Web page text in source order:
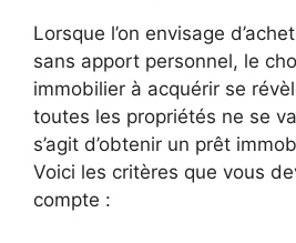
Lorsque l’on envisage
sans apport personnel, le
immobilier à acquérir se
toutes les propriétés ne se
s’agit d’obtenir un prêt
Voici les critères que vous
compte :